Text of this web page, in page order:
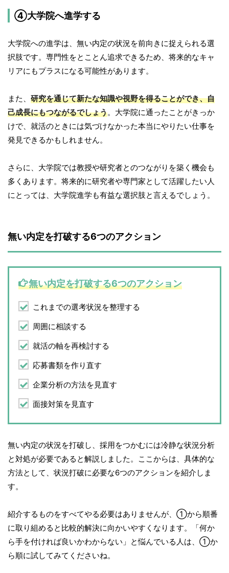
④大学院へ進学する
大学院への進学は、無い内定の状況を前向きに捉えられる選
択肢です。専門性をとことん追求できるため、将来的なキャ
リアにもプラスになる可能性があります。
また、 研究を通じて新たな知識や視野を得ることができ、自
己成長にもつながるでしょう。大学院に通ったことがきっか
けで、就活のときには気づけなかった本当にやりたい仕事を
発見できるかもしれません。
さらに、大学院では教授や研究者とのつながりを築く機会も
多くあります。将来的に研究者や専門家として活躍したい人
にとっては、大学院進学も有益な選択肢と言えるでしょう。
無い内定を打破する6つのアクション
無い内定を打破する6つのアクション
これまでの選考状況を整理する
周囲に相談する
就活の軸を再検討する
応募書類を作り直す
企業分析の方法を見直す
面接対策を見直す
無い内定の状況を打破し、採用をつかむには冷静な状況分析
と対処が必要であると解説しました。ここからは、具体的な
方法として、状況打破に必要な6つのアクションを紹介しま
す。
紹介するものをすべてやる必要はありませんが、①から順番
に取り組めると比較的解決に向かいやすくなります。「何か
ら手を付ければ良いかわからない」と悩んでいる人は、①か
ら順に試してみてくださいね。